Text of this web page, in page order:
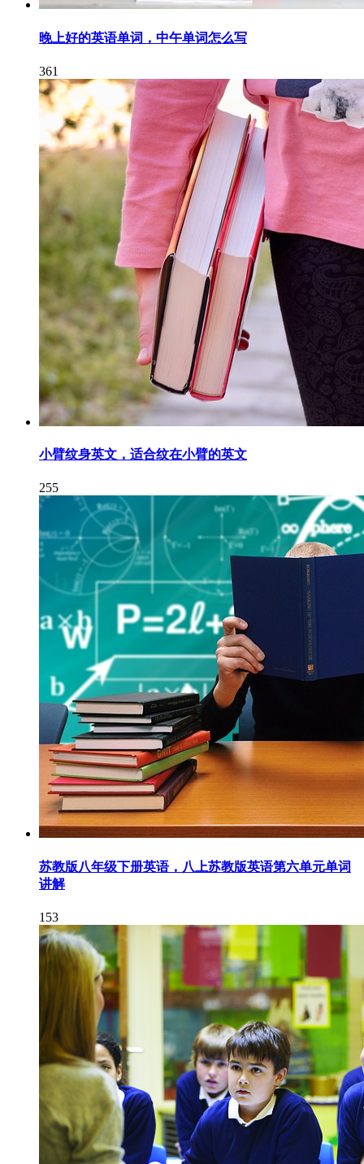
晚上好的英语单词，中午单词怎么写
361
小臂纹身英文，适合纹在小臂的英文
255
苏教版八年级下册英语，八上苏教版英语第六单元单词
讲解
153